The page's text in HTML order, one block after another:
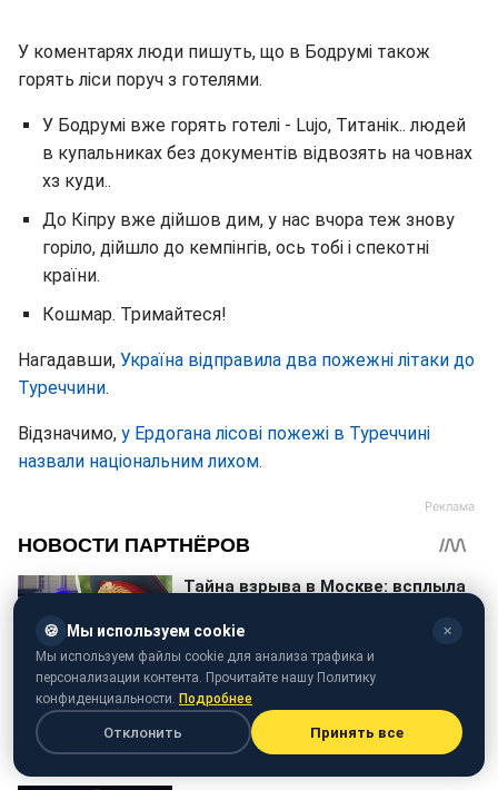
У коментарях люди пишуть, що в Бодрумі також
горять ліси поруч з готелями.
У Бодрумі вже горять готелі - Lujo, Титанік.. людей
в купальниках без документів відвозять на човнах
хз куди..
До Кіпру вже дійшов дим, у нас вчора теж знову
горіло, дійшло до кемпінгів, ось тобі і спекотні
країни.
Кошмар. Тримайтеся!
Нагадавши, Україна відправила два пожежні літаки до
Туреччини.
Відзначимо, у Ердогана лісові пожежі в Туреччині
назвали національним лихом.
🍪 Мы используем cookie ✕
Мы используем файлы cookie для анализа трафика и
персонализации контента. Прочитайте нашу Политику
конфиденциальности. Подробнее
Отклонить Принять все